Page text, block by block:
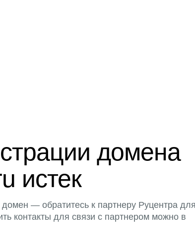
домена
истек
— обратитесь к партнеру Руцентра для
контакты для связи с партнером можно в